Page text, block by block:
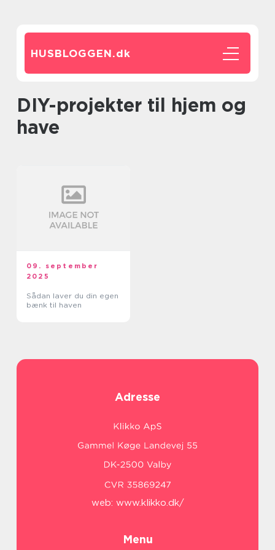
HUSBLOGGEN.dk
DIY-projekter til hjem og
have
09. september
2025
Sådan laver du din egen
bænk til haven
Adresse
web: www.klikko.dk/
Menu